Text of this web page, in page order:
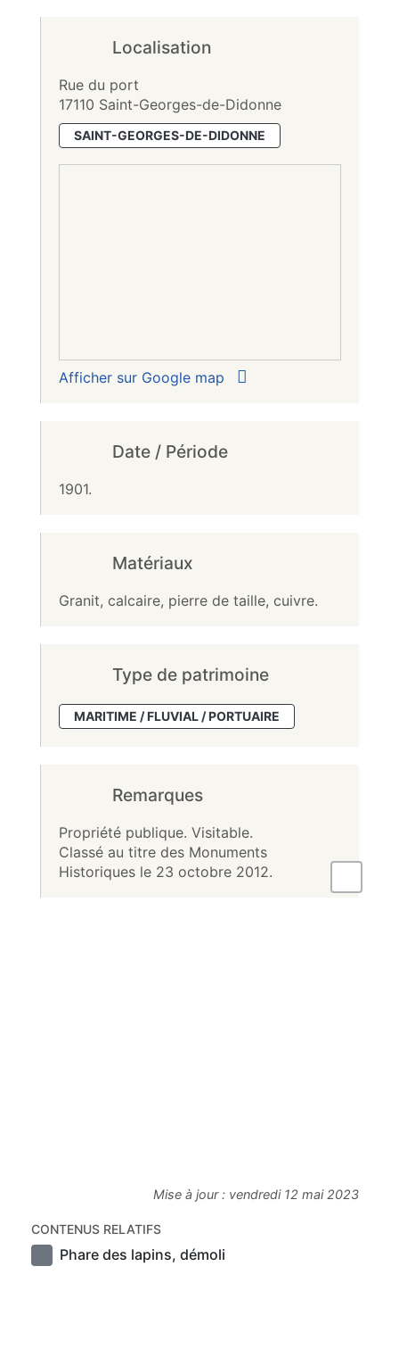
Localisation
Rue du port
17110 Saint-Georges-de-Didonne
SAINT-GEORGES-DE-DIDONNE
Afficher sur Google map
Date / Période
1901.
Matériaux
Granit, calcaire, pierre de taille, cuivre.
Type de patrimoine
MARITIME / FLUVIAL / PORTUAIRE
Remarques
Propriété publique. Visitable.
Classé au titre des Monuments
Historiques le 23 octobre 2012.
Mise à jour : vendredi 12 mai 2023
CONTENUS RELATIFS
Phare des lapins, démoli